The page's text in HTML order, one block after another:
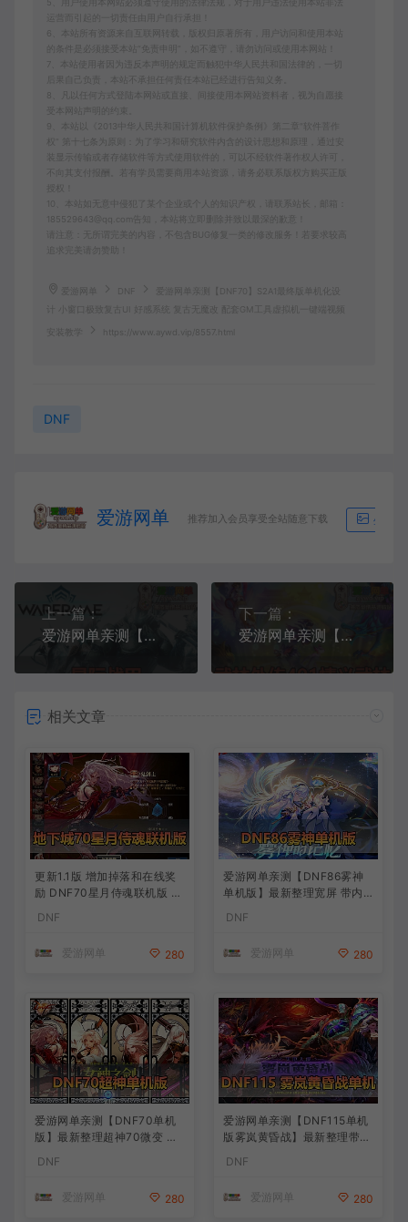
5、用户使用本网站必须遵守使用的法律法规，对于用户违法使用本站非法
6、本站所有资源来自互联网转载，版权归原著所有，用户访问和使用本站
的条件是必须接受本站“免责申明”，如不遵守，请勿访问或使用本网站！
7、本站使用者因为违反本声明的规定而触犯中华人民共和国法律的，一切
后果自己负责，本站不承担任何责任本站已经进行告知义务。
8、凡以任何方式登陆本网站或直接、间接使用本网站资料者，视为自愿接
受本网站声明的约束。
9、本站以《2013中华人民共和国计算机软件保护条例》第二章"软件菩作
权” 第十七条为原则：为了学习和研究软件内含的设计思想和原理，通过安
装显示传输或者存储软件等方式使用软件的，可以不经软件著作权人许可，
不向其支付报酬。若有学员需要商用本站资源，请务必联系版权方购买正版
10、本站如无意中侵犯了某个企业或个人的知识产权，请联系站长，邮箱：
185529643@qq.com告知，本站将立即删除并致以最深的歉意！
请注意：无所谓完美的内容，不包含BUG修复一类的修改服务！若要求较高
追求完美请勿赞助！
爱游网单 DNF
爱游网单亲测【DNF70】S2A1最终版单机化设
计 小窗口极致复古UI 好感系统 复古无魔改 配套GM工具虚拟机一键端视频
安装教学 https://www.aywd.vip/8557.html
DNF
爱游网单 推荐加入会员享受全站随意下载 生成海
上一篇：
爱游网单亲测【星际战甲】更新固定客户端 单机虚拟机一键端 网页GM后台 商店自由买 mod编辑器 视频安装教学
下一篇：
爱游网单亲测【新武林外传】401情义武林120级强天位版 配套GM后台EL工具视频安装教学虚拟机一键端
相关文章
更新1.1版 增加掉落和在线奖
励 DNF70星月侍魂联机版 新
词条 护石 辟邪玉 皮肤外观 B
徽章 技能宝珠等 在线点 装备
DNF
爱游网单 280
爱游网单亲测【DNF86雾神
单机版】最新整理宽屏 带内
新深渊副本 技能护石 虚拟机
DNF
爱游网单 280
爱游网单亲测【DNF70单机
版】最新整理超神70微变 魂
内辅 异次元护石宝珠 未加密
教学
DNF
爱游网单 280
爱游网单亲测【DNF115单机
版雾岚黄昏战】最新整理带魔
鬼剑女格斗新模型 美神 雾岚
机一键端 视频安装教学
DNF
爱游网单 280